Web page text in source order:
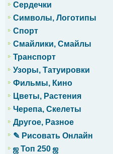
Сердечки
Символы, Логотипы
Спорт
Смайлики, Смайлы
Транспорт
Узоры, Татуировки
Фильмы, Кино
Цветы, Растения
Черепа, Скелеты
Другое, Разное
✎ Рисовать Онлайн
ஜ Топ 250 ஜ